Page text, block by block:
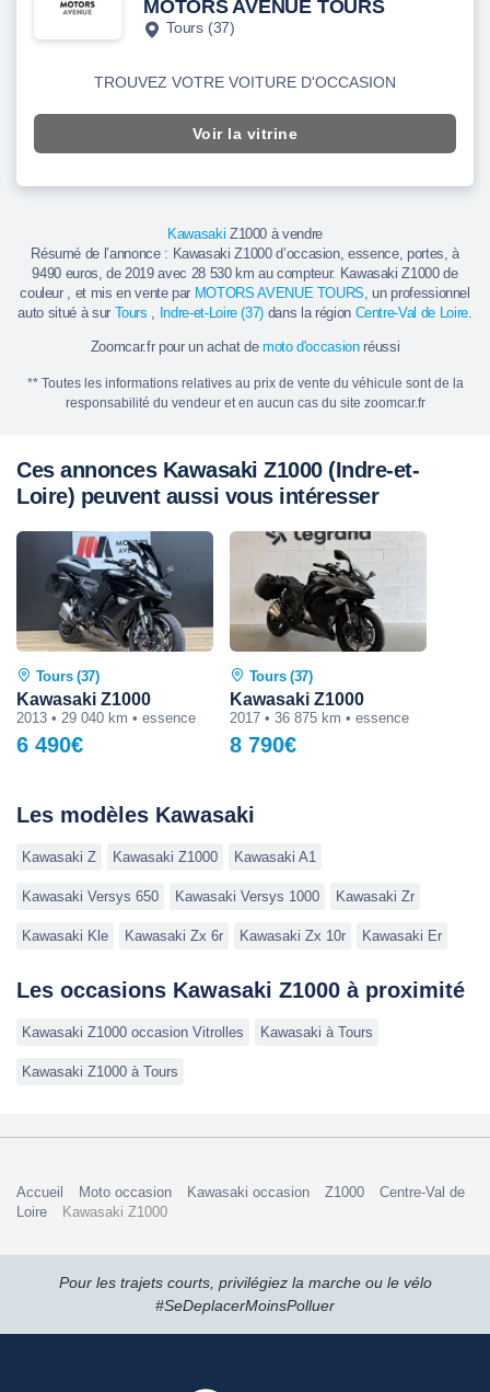
MOTORS AVENUE TOURS
Tours (37)
TROUVEZ VOTRE VOITURE D'OCCASION
Voir la vitrine
Kawasaki Z1000 à vendre
Résumé de l’annonce : Kawasaki Z1000 d’occasion, essence, portes, à
9490 euros, de 2019 avec 28 530 km au compteur. Kawasaki Z1000 de
couleur , et mis en vente par MOTORS AVENUE TOURS, un professionnel
auto situé à sur Tours , Indre-et-Loire (37) dans la région Centre-Val de Loire.
Zoomcar.fr pour un achat de moto d'occasionréussi
** Toutes les informations relatives au prix de vente du véhicule sont de la
responsabilité du vendeur et en aucun cas du site zoomcar.fr
Ces annonces Kawasaki Z1000 (Indre-et-
Loire) peuvent aussi vous intéresser
Tours (37)
Kawasaki Z1000
2013 • 29 040 km • essence
6 490€
Tours (37)
Kawasaki Z1000
2017 • 36 875 km • essence
8 790€
Les modèles Kawasaki
Kawasaki Z Kawasaki Z1000 Kawasaki A1
Kawasaki Versys 650 Kawasaki Versys 1000 Kawasaki Zr
Kawasaki Kle Kawasaki Zx 6r Kawasaki Zx 10r Kawasaki Er
Les occasions Kawasaki Z1000 à proximité
Kawasaki Z1000 occasion Vitrolles Kawasaki à Tours
Kawasaki Z1000 à Tours
Accueil Moto occasion Kawasaki occasion Z1000
Centre-Val de
Loire
Kawasaki Z1000
Pour les trajets courts, privilégiez la marche ou le vélo
#SeDeplacerMoinsPolluer